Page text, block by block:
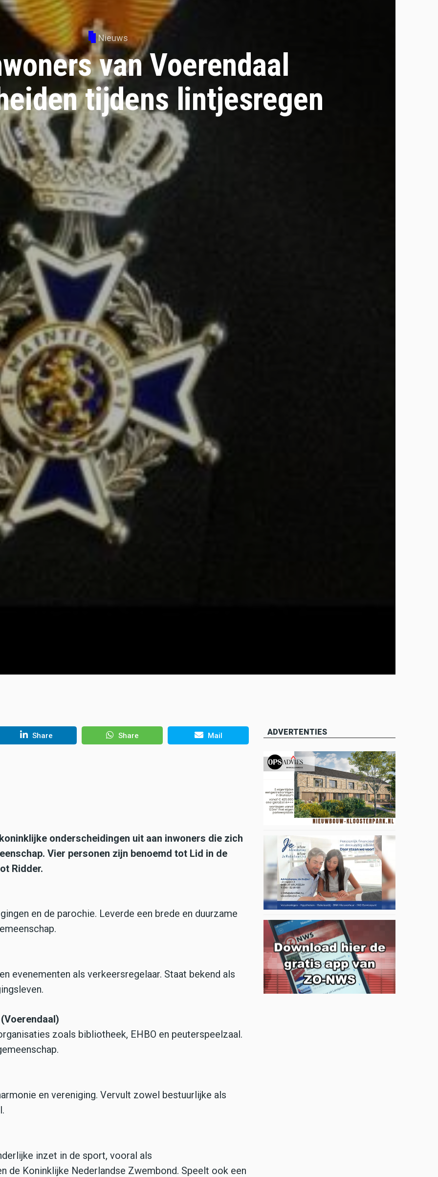
Nieuws
van Voerendaal
tijdens lintjesregen
Share Share Mail
onderscheidingen uit aan inwoners die zich
Vier personen zijn benoemd tot Lid in de
Ridder.
en de parochie. Leverde een brede en duurzame
evenementen als verkeersregelaar. Staat bekend als
zoals bibliotheek, EHBO en peuterspeelzaal.
en vereniging. Vervult zowel bestuurlijke als
inzet in de sport, vooral als
de Koninklijke Nederlandse Zwembond. Speelt ook een
ADVERTENTIES